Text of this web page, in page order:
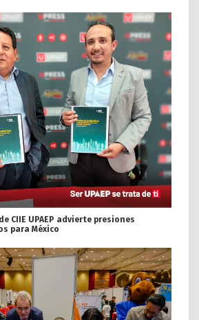
CIIE UPAEP advierte presiones
para México